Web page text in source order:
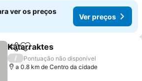
ver os preços
Ver preços
PartilharAdicionar aos favoritos
Katarraktes
/
Pontuação não disponível
a 0.8 km de Centro da cidade